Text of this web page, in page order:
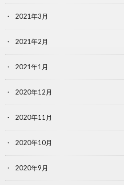
2021年3月
2021年2月
2021年1月
2020年12月
2020年11月
2020年10月
2020年9月